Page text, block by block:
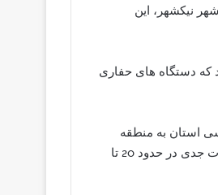
سد کشیگ شهر نیکشهر، این
متر در عمق سه متر حفر کند که دستگاه های حفاری
استان به منطقه
اعزام شدند؛ با مطالعات صورت گرفته توسط آنان مشخص شد در این حفاری به 26 گور صدمات جدی در حدود 20 تا